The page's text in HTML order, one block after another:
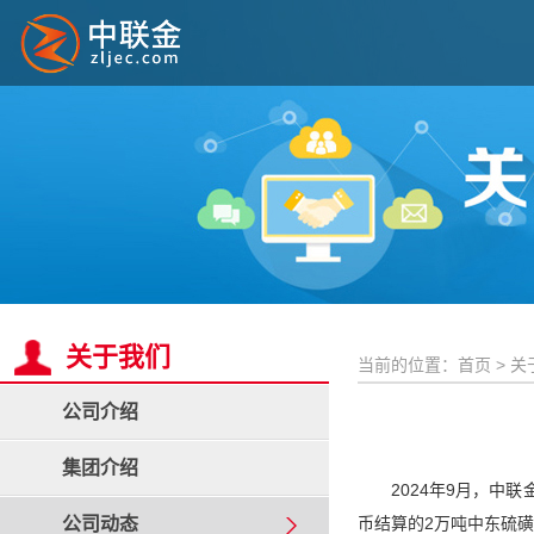
关于我们 当前的位置： 首页 > 关
公司介绍
集团介绍
公司动态
2024年9月，中联
币结算的2万吨中东硫